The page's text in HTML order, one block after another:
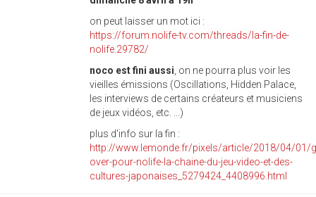
on peut laisser un mot ici :
https://forum.nolife-tv.com/threads/la-fin-de-
nolife.29782/
noco est fini aussi, on ne pourra plus voir les
vieilles émissions (Oscillations, Hidden Palace,
les interviews de certains créateurs et musiciens
de jeux vidéos, etc. ...)
plus d'info sur la fin :
http://www.lemonde.fr/pixels/article/2018/04/01/
over-pour-nolife-la-chaine-du-jeu-video-et-des-
cultures-japonaises_5279424_4408996.html